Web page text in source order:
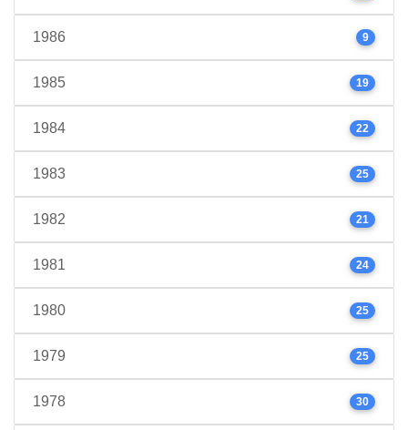
1986 9
1985 19
1984 22
1983 25
1982 21
1981 24
1980 25
1979 25
1978 30